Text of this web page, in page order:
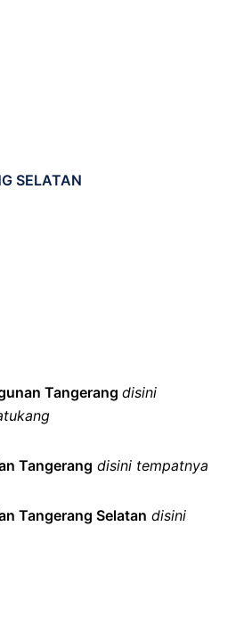
SELATAN
Tangerang disini
Tangerang disini tempatnya
Tangerang Selatan disini